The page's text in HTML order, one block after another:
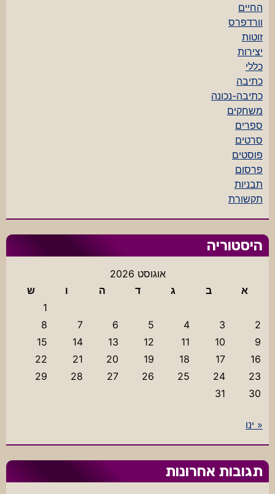
החיים
וורדפרס
זוטות
יצירות
כללי
כתיבה
כתיבה-נכונה
משחקים
ספרים
סרטים
פוסטים
פרסום
תבניות
תקשורת
היסטוריה
אוגוסט 2026
א
ב ג ד ה ו
ש
1
2
3
4
5
6
7
8
9
10
11
12
13
14
15
16
17
18
19
20
21
22
23
24
25
26
27
28
29
30
31
« ינו
תגובות אחרונות